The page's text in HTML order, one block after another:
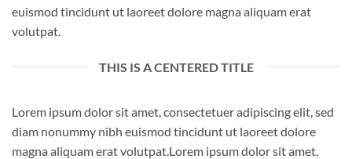
euismod tincidunt ut laoreet dolore magna aliquam erat
volutpat.
THIS IS A CENTERED TITLE
Lorem ipsum dolor sit amet, consectetuer adipiscing elit, sed
diam nonummy nibh euismod tincidunt ut laoreet dolore
magna aliquam erat volutpat.Lorem ipsum dolor sit amet,